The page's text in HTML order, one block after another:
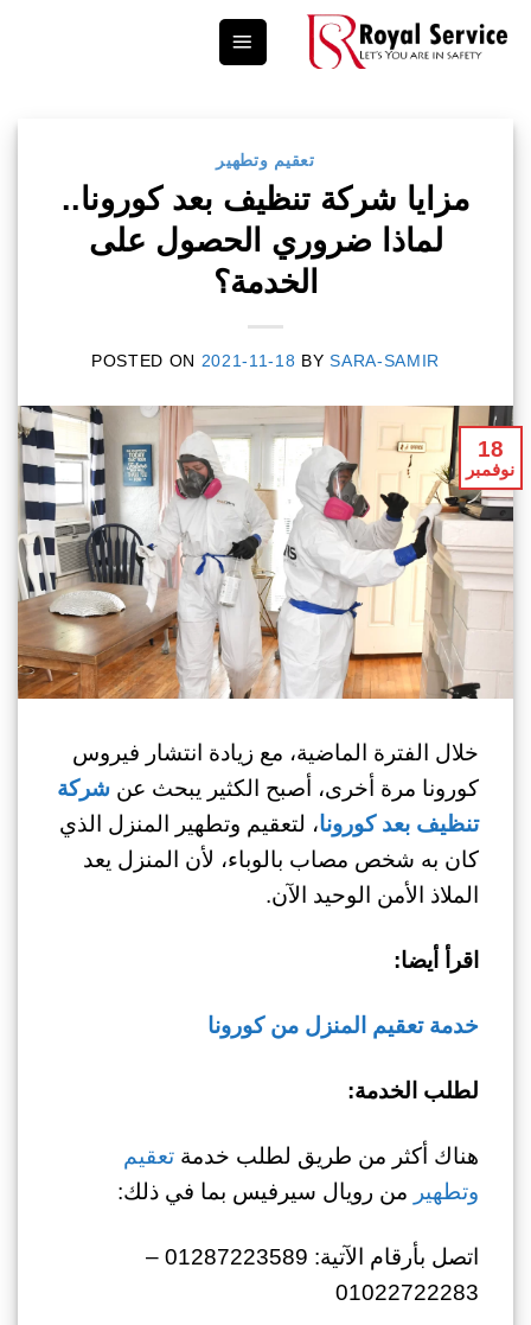
تعقيم وتطهير
مزايا شركة تنظيف بعد كورونا..
لماذا ضروري الحصول على
الخدمة؟
POSTED ON 2021-11-18 BYSARA-SAMIR
18
نوفمبر
خلال الفترة الماضية، مع زيادة انتشار فيروس
كورونا مرة أخرى، أصبح الكثير يبحث عنشركة
تنظيف بعد كورونا، لتعقيم وتطهير المنزل الذي
كان به شخص مصاب بالوباء، لأن المنزل يعد
الملاذ الأمن الوحيد الآن.
اقرأ أيضا:
خدمة تعقيم المنزل من كورونا
لطلب الخدمة:
هناك أكثر من طريق لطلب خدمةتعقيم
وتطهير من رويال سيرفيس بما في ذلك:
اتصل بأرقام الآتية: 01287223589 –
01022722283